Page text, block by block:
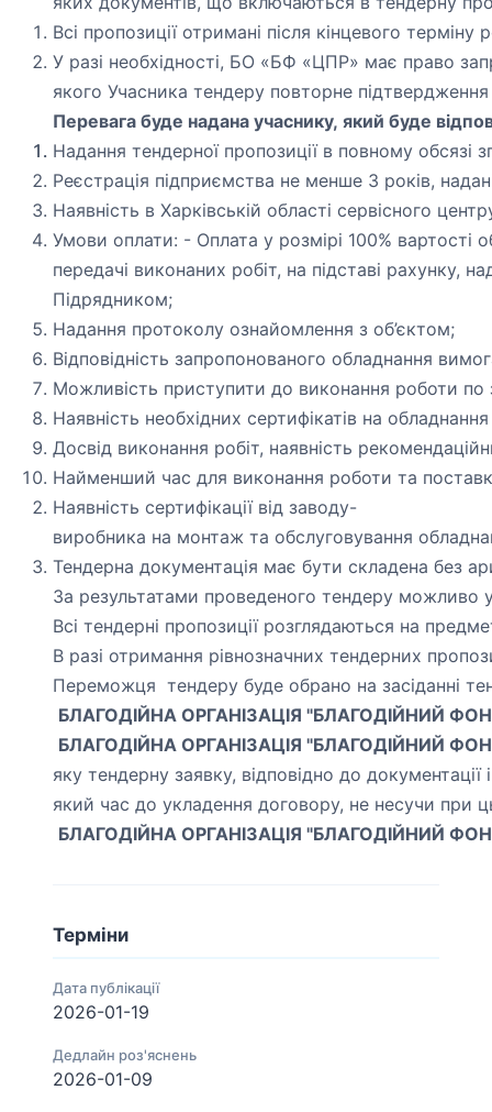
Всі пропозиції отримані після кінцевого терміну
У разі необхідності, БО «БФ «ЦПР» має право
якого Учасника тендеру повторне підтвердження
Перевага буде надана учаснику, який буде
Надання тендерної пропозиції в повному обсязі
Реєстрація підприємства не менше 3 років,
Наявність в Харківській області сервісного
Умови оплати: - Оплата у розмірі 100% вартості
передачі виконаних робіт, на підставі рахунку,
Підрядником;
Надання протоколу ознайомлення з об’єктом;
Відповідність запропонованого обладнання
Можливість приступити до виконання роботи по
Наявність необхідних сертифікатів на
Досвід виконання робіт, наявність
Найменший час для виконання роботи та
Наявність сертифікації від заводу-
виробника на монтаж та обслуговування
Тендерна документація має бути складена без
За результатами проведеного тендеру можливо
Всі тендерні пропозиції розглядаються на
В разі отримання рівнозначних тендерних
Переможця тендеру буде обрано на засіданні
БЛАГОДІЙНА ОРГАНІЗАЦІЯ "БЛАГОДІЙНИЙ
БЛАГОДІЙНА ОРГАНІЗАЦІЯ "БЛАГОДІЙНИЙ
яку тендерну заявку, відповідно до
який час до укладення договору, не несучи при
БЛАГОДІЙНА ОРГАНІЗАЦІЯ "БЛАГОДІЙНИЙ
Терміни
Дата публікації
2026-01-19
Дедлайн роз'яснень
2026-01-09